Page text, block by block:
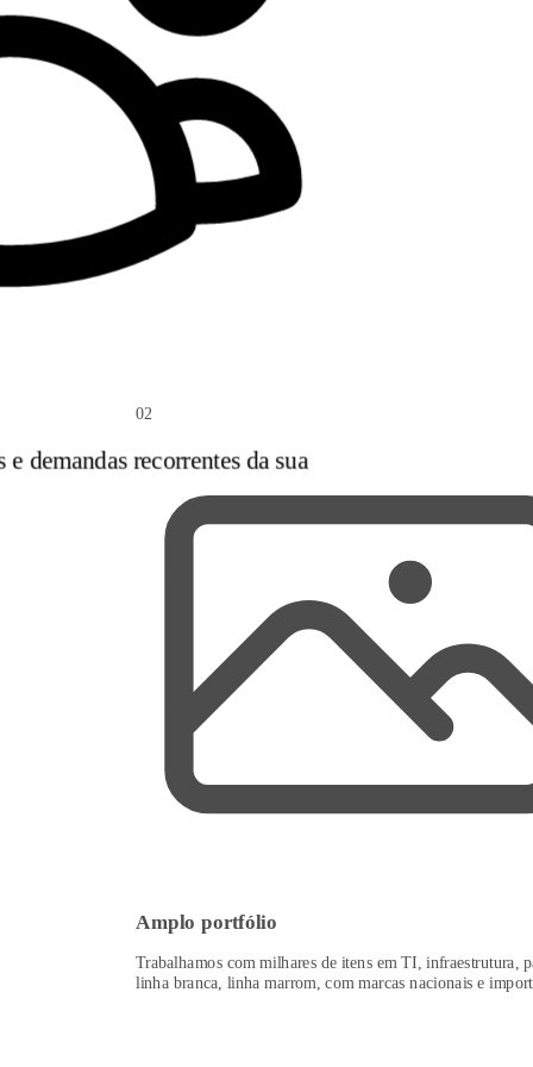
demandas recorrentes da sua
02
Amplo portfólio
Trabalhamos com milhares de itens em TI, infraestrutura,
linha branca, linha marrom, com marcas nacionais e